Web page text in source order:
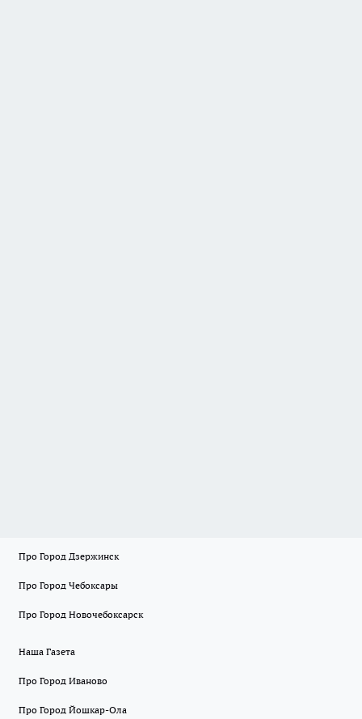
Про Город Дзержинск
Про Город Чебоксары
Про Город Новочебоксарск
Наша Газета
Про Город Иваново
Про Город Йошкар-Ола